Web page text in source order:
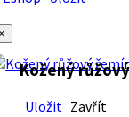
Kožený
Uložit Zavřít